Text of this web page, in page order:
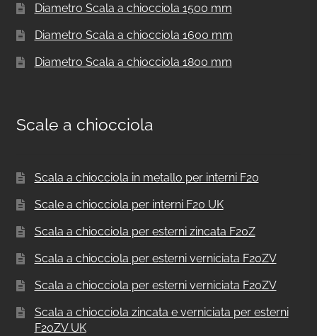
Diametro Scala a chiocciola 1500 mm
Diametro Scala a chiocciola 1600 mm
Diametro Scala a chiocciola 1800 mm
Scale a chiocciola
Scala a chiocciola in metallo per interni F20
Scale a chiocciola per interni F20 UK
Scala a chiocciola per esterni zincata F20Z
Scala a chiocciola per esterni verniciata F20ZV
Scala a chiocciola per esterni verniciata F20ZV
Scala a chiocciola zincata e verniciata per esterni
F20ZV UK